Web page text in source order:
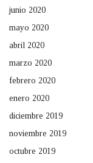
junio 2020
mayo 2020
abril 2020
marzo 2020
febrero 2020
enero 2020
diciembre 2019
noviembre 2019
octubre 2019